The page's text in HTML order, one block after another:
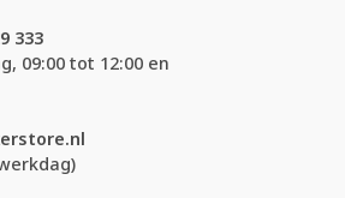
333
09:00 tot 12:00 en